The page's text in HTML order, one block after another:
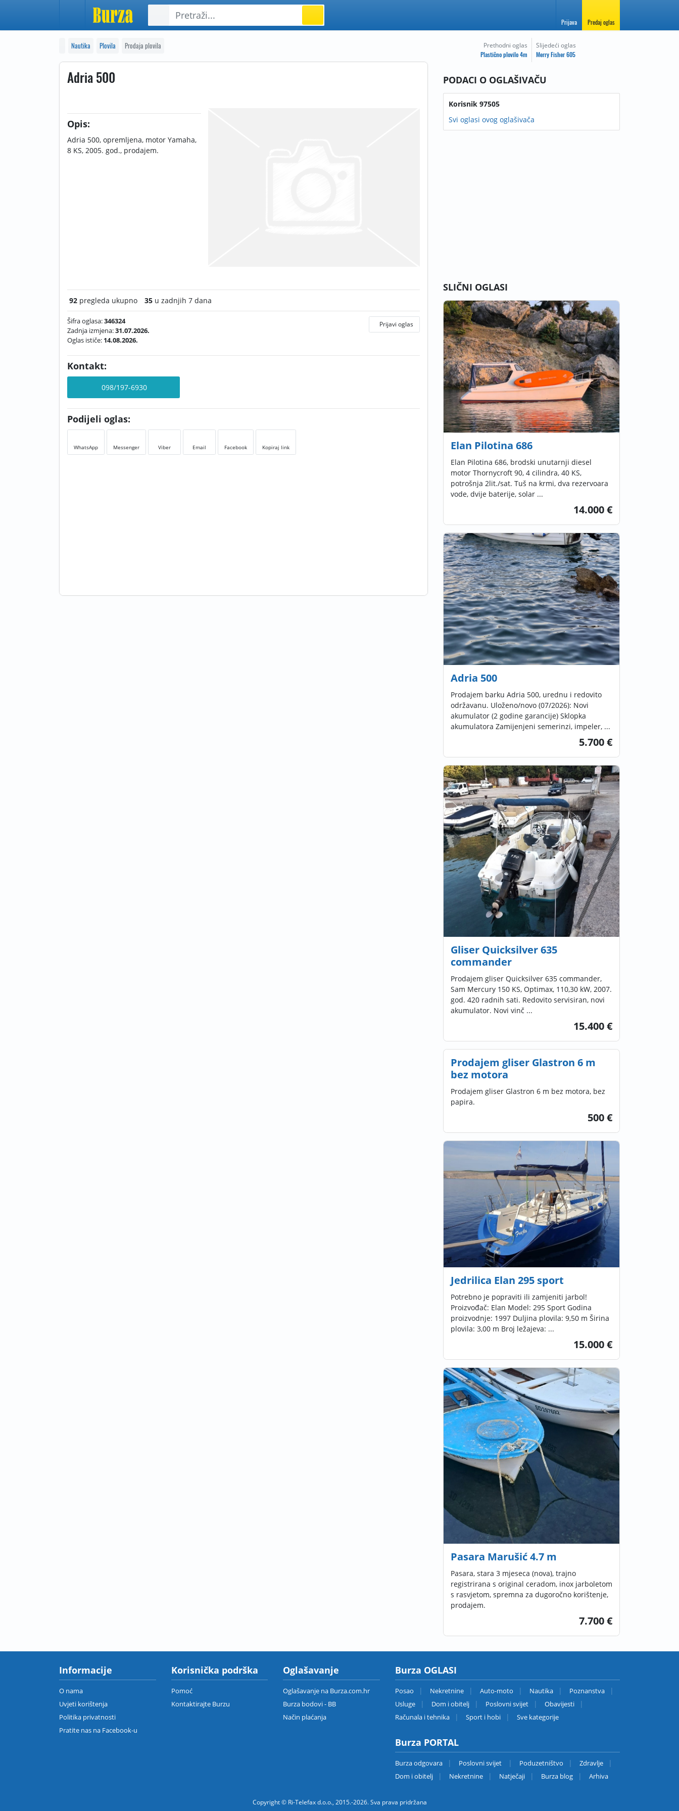
Prijava Predaj oglas
Nautika Plovila Prodaja plovila
Adria 500
Opis:
Adria 500, opremljena, motor Yamaha,
8 KS, 2005. god., prodajem.
92 pregleda ukupno 35 u zadnjih 7 dana
Šifra oglasa:346324
Zadnja izmjena:31.07.2026.
Oglas ističe: 14.08.2026.
Prijavi oglas
Kontakt:
098/197-6930
Podijeli oglas:
WhatsApp Messenger Viber Email Facebook Kopiraj link
Prethodni oglas
Plastično plovilo 4m
Slijedeći oglas
Merry Fisher 605
PODACI O OGLAŠIVAČU
Korisnik 97505
Svi oglasi ovog oglašivača
SLIČNI OGLASI
Elan Pilotina 686
Elan Pilotina 686, brodski unutarnji diesel
motor Thornycroft 90, 4 cilindra, 40 KS,
potrošnja 2lit./sat. Tuš na krmi, dva rezervoara
vode, dvije baterije, solar ...
14.000 €
Adria 500
Prodajem barku Adria 500, urednu i redovito
održavanu. Uloženo/novo (07/2026): Novi
akumulator (2 godine garancije) Sklopka
akumulatora Zamijenjeni semerinzi, impeler, ...
5.700 €
Gliser Quicksilver 635
commander
Prodajem gliser Quicksilver 635 commander,
Sam Mercury 150 KS, Optimax, 110,30 kW, 2007.
god. 420 radnih sati. Redovito servisiran, novi
akumulator. Novi vinč ...
15.400 €
Prodajem gliser Glastron 6 m
bez motora
Prodajem gliser Glastron 6 m bez motora, bez
papira.
500 €
Jedrilica Elan 295 sport
Potrebno je popraviti ili zamjeniti jarbol!
Proizvođač: Elan Model: 295 Sport Godina
proizvodnje: 1997 Duljina plovila: 9,50 m Širina
plovila: 3,00 m Broj ležajeva: ...
15.000 €
Pasara Marušić 4.7 m
Pasara, stara 3 mjeseca (nova), trajno
registrirana s original ceradom, inox jarboletom
s rasvjetom, spremna za dugoročno korištenje,
prodajem.
7.700 €
Informacije
O nama
Uvjeti korištenja
Politika privatnosti
Pratite nas na Facebook-u
Korisnička podrška
Pomoć
Kontaktirajte Burzu
Oglašavanje
Oglašavanje na Burza.com.hr
Burza bodovi - BB
Način plaćanja
Burza OGLASI
Posao Nekretnine Auto-moto Nautika
Poznanstva
Usluge
Dom i obitelj Poslovni svijet
Obavijesti
Računala i tehnika
Sport i hobi Sve kategorije
Burza PORTAL
Burza odgovara Poslovni svijet Poduzetništvo
Zdravlje
Dom i obitelj
Nekretnine Natječaji Burza blog Arhiva
Copyright © Ri-Telefax d.o.o., 2015.-2026. Sva prava pridržana